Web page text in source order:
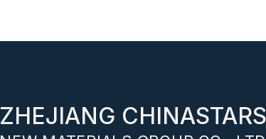
ZHEJIANG